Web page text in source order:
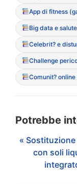
Potrebbe
«
con soli